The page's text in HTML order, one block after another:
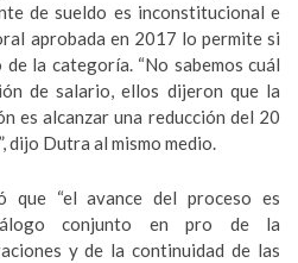
de sueldo es inconstitucional e
aprobada en 2017 lo permite si
la categoría. “No sabemos cuál
de salario, ellos dijeron que la
es alcanzar una reducción del 20
dijo Dutra al mismo medio.
que “el avance del proceso es
conjunto en pro de la
y de la continuidad de las